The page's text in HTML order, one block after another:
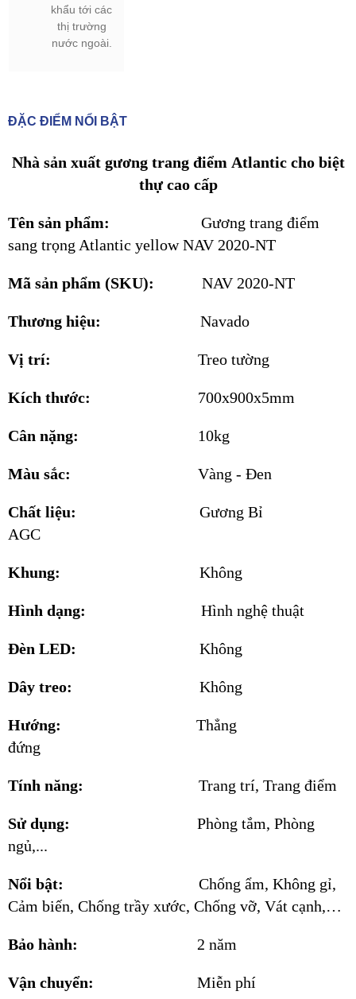
khẩu tới các
thị trường
nước ngoài.
ĐẶC ĐIỂM NỔI BẬT
Nhà sản xuất gương trang điểm Atlantic cho biệt
thự cao cấp
Tên sản phẩm: Gương trang điểm
sang trọng Atlantic yellow NAV 2020-NT
Mã sản phẩm (SKU): NAV 2020-NT
Thương hiệu: Navado
Vị trí: Treo tường
Kích thước: 700x900x5mm
Cân nặng: 10kg
Màu sắc: Vàng - Đen
Chất liệu: Gương Bỉ
AGC
Khung: Không
Hình dạng: Hình nghệ thuật
Đèn LED: Không
Dây treo: Không
Hướng: Thẳng
đứng
Tính năng: Trang trí, Trang điểm
Sử dụng: Phòng tắm, Phòng
ngủ,...
Nổi bật: Chống ẩm, Không gỉ,
Cảm biến, Chống trầy xước, Chống vỡ, Vát cạnh,…
Bảo hành: 2 năm
Vận chuyển: Miễn phí